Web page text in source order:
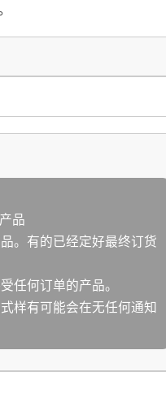
品
。有的已经定好最终订货
任何订单的产品。
样有可能会在无任何通知